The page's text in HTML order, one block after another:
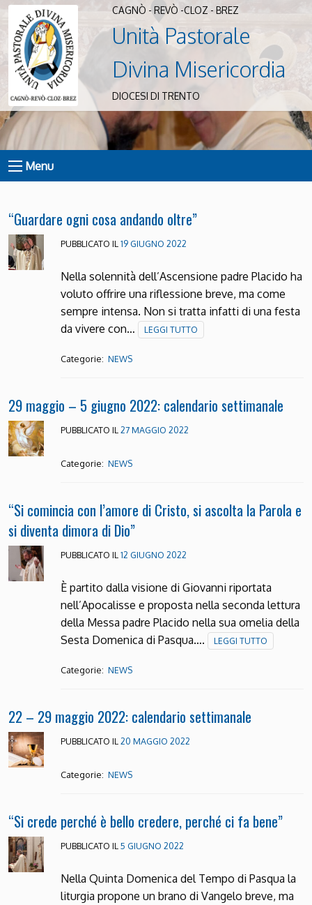
CAGNÒ - REVÒ -CLOZ - BREZ
Unità Pastorale
Divina Misericordia
DIOCESI DI TRENTO
Menu
“Guardare ogni cosa andando oltre”
PUBBLICATO IL 19 GIUGNO 2022
Nella solennità dell’Ascensione padre Placido ha
voluto offrire una riflessione breve, ma come
sempre intensa. Non si tratta infatti di una festa
da vivere con…
LEGGI TUTTO
Categorie: NEWS
29 maggio – 5 giugno 2022: calendario settimanale
PUBBLICATO IL 27 MAGGIO 2022
Categorie: NEWS
“Si comincia con l’amore di Cristo, si ascolta la Parola e
si diventa dimora di Dio”
PUBBLICATO IL 12 GIUGNO 2022
È partito dalla visione di Giovanni riportata
nell’Apocalisse e proposta nella seconda lettura
della Messa padre Placido nella sua omelia della
Sesta Domenica di Pasqua….
LEGGI TUTTO
Categorie: NEWS
22 – 29 maggio 2022: calendario settimanale
PUBBLICATO IL 20 MAGGIO 2022
Categorie: NEWS
“Si crede perché è bello credere, perché ci fa bene”
PUBBLICATO IL 5 GIUGNO 2022
Nella Quinta Domenica del Tempo di Pasqua la
liturgia propone un brano di Vangelo breve, ma